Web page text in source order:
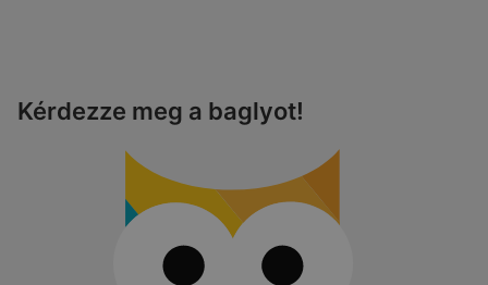
Kérdezze meg a baglyot!